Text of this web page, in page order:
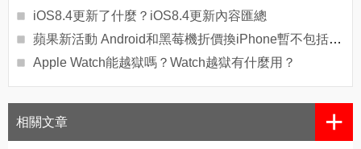
iOS8.4更新了什麼？iOS8.4更新內容匯總
蘋果新活動 Android和黑莓機折價換iPhone暫不包括中國
Apple Watch能越獄嗎？Watch越獄有什麼用？
相關文章 +